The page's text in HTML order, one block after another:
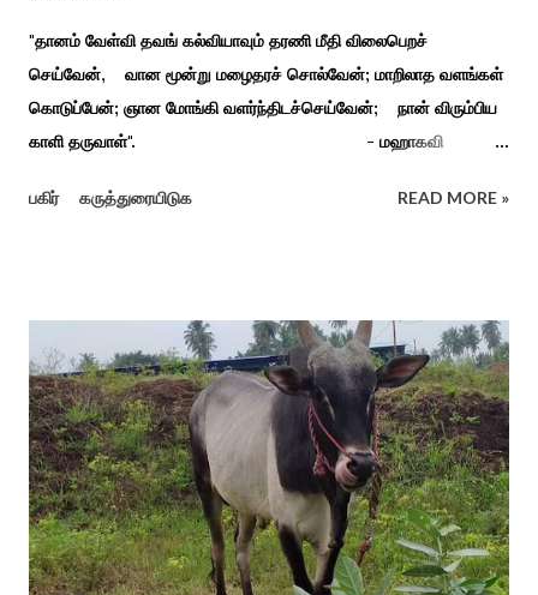
"தானம் வேள்வி தவங் கல்வியாவும் தரணி மீதி விலைபெறச்
செய்வேன், வான மூன்று மழைதரச் சொல்வேன்; மாறிலாத வளங்கள்
கொடுப்பேன்; ஞான மோங்கி வளர்ந்திடச்செய்வேன்; நான் விரும்பிய
காளி தருவாள்". - மஹாகவி
கொல்லங்குடி கிராம பக்தரின் கனவில் அய்யனார் தோன்றி
எடுத்த அய்யனார் என“வெட்டுடைய அய்யனார்“ நாமம் கோவில்
அமைத்து பூஜித்தனர். ஆங்கிலேய கிழக்கிந்திய ஆட்சியில் சிவகங்கை
இரண்டாம் மன்னர் முத்துவடுகநாதத் தேவர் ஆங்கிலேயரை எதிர்க்க
அவர்களால் காளையார் கோவிலில் இரண்டாம் மனைவி கௌரி
நாச்சியாருடன் கொல்லபட்டார். அவரது முதல் மனைவி
வேலுநாச்சியார...
பகிர் கருத்துரையிடுக READ MORE »